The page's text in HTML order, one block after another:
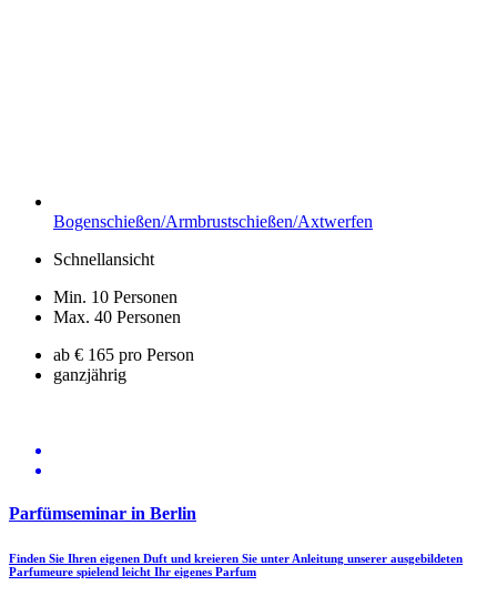
Bogenschießen/Armbrustschießen/Axtwerfen
Schnellansicht
Min. 10 Personen
Max. 40 Personen
ab € 165 pro Person
ganzjährig
Parfümseminar in Berlin
Finden Sie Ihren eigenen Duft und kreieren Sie unter Anleitung unserer ausgebildeten
Parfumeure spielend leicht Ihr eigenes Parfum